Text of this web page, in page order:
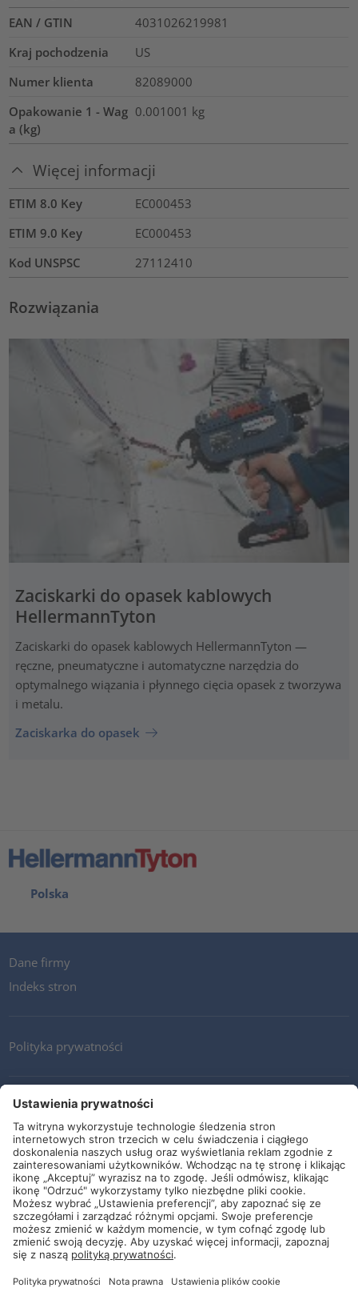
EAN / GTIN
4031026219981
Kraj pochodzenia
US
Numer klienta
82089000
Opakowanie 1 - Wag
a (kg)
0.001001 kg
Więcej informacji
ETIM 8.0 Key
EC000453
ETIM 9.0 Key
EC000453
Kod UNSPSC
27112410
Rozwiązania
Zaciskarki do opasek kablowych
HellermannTyton
Zaciskarki do opasek kablowych HellermannTyton —
ręczne, pneumatyczne i automatyczne narzędzia do
optymalnego wiązania i płynnego cięcia opasek z tworzywa
i metalu.
Zaciskarka do opasek
Polska
Dane firmy
Indeks stron
Polityka prywatności
Kontakt
Newsletter
Ogólne warunki i dostawy
Wytyczne i zobowiązania
Media społecznościowe